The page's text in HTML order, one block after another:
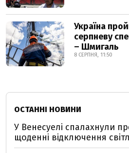
Україна
серпневу
– Шмигаль
8 СЕРПНЯ, 11:50
ОСТАННІ НОВИНИ
У Венесуелі спалахнули
щоденні відключення